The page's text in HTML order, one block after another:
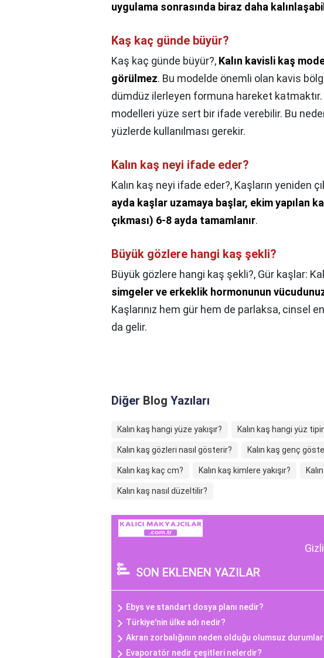
uygulama sonrasında biraz daha
Kaş kaç günde büyür?
Kaş kaç günde büyür?, Kalın kavisli kaş
görülmez. Bu modelde önemli olan kavis
dümdüz ilerleyen formuna hareket katmaktır.
modelleri yüze sert bir ifade verebilir. Bu
yüzlerde kullanılması gerekir.
Kalın kaş neyi ifade eder?
Kalın kaş neyi ifade eder?, Kaşların yeniden
ayda kaşlar uzamaya başlar, ekim yapılan
çıkması) 6-8 ayda tamamlanır.
Büyük gözlere hangi kaş şekli?
Büyük gözlere hangi kaş şekli?, Gür kaşlar:
simgeler ve erkeklik hormonunun
Kaşlarınız hem gür hem de parlaksa, cinsel
da gelir.
Diğer Blog Yazıları
Kalın kaş hangi yüze yakışır? Kalın kaş hangi yüz
Kalın kaş gözleri nasıl gösterir? Kalın kaş genç
Kalın kaş kaç cm? Kalın kaş kimlere yakışır?
Kalın kaş nasıl düzeltilir?
SON EKLENEN YAZILAR
Ebys ve standart dosya planı nedir?
Türkiye'nin ülke adı nedir?
Akran zorbalığının neden olduğu olumsuz
Evaporatör nedir çeşitleri nelerdir?